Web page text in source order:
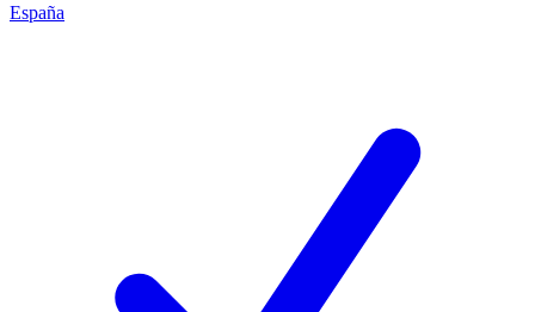
España